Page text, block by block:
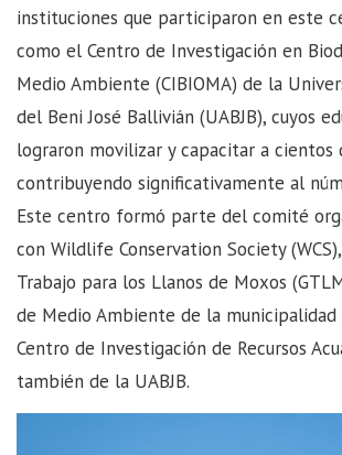
instituciones que participaron en este
como el Centro de Investigación en
Medio Ambiente (CIBIOMA) de la
del Beni José Ballivián (UABJB), cuyos
lograron movilizar y capacitar a cientos
contribuyendo significativamente al
Este centro formó parte del comité
con Wildlife Conservation Society
Trabajo para los Llanos de Moxos
de Medio Ambiente de la municipalidad
Centro de Investigación de Recursos
también de la UABJB.